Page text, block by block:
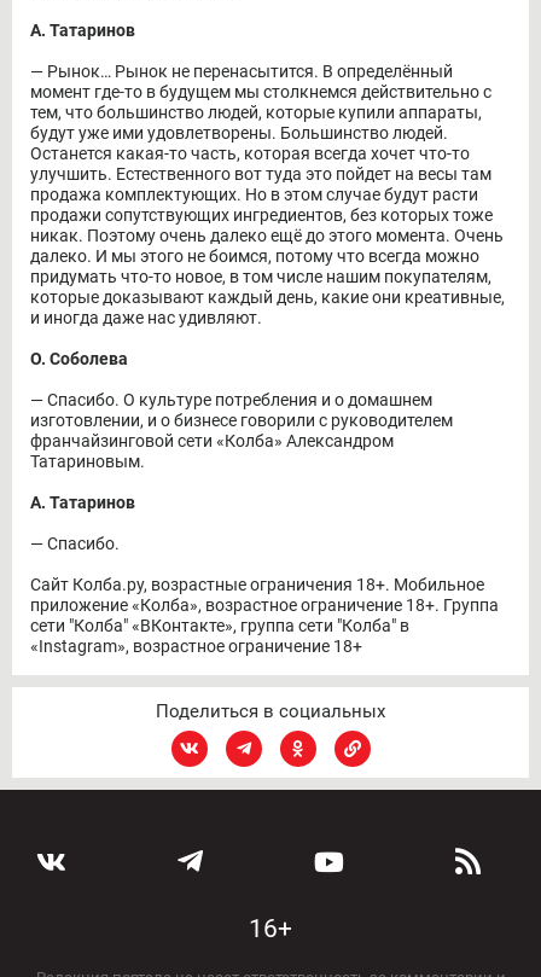
А. Татаринов
― Рынок… Рынок не перенасытится. В определённый
момент где-то в будущем мы столкнемся действительно с
тем, что большинство людей, которые купили аппараты,
будут уже ими удовлетворены. Большинство людей.
Останется какая-то часть, которая всегда хочет что-то
улучшить. Естественного вот туда это пойдет на весы там
продажа комплектующих. Но в этом случае будут расти
продажи сопутствующих ингредиентов, без которых тоже
никак. Поэтому очень далеко ещё до этого момента. Очень
далеко. И мы этого не боимся, потому что всегда можно
придумать что-то новое, в том числе нашим покупателям,
которые доказывают каждый день, какие они креативные,
и иногда даже нас удивляют.
О. Соболева
― Спасибо. О культуре потребления и о домашнем
изготовлении, и о бизнесе говорили с руководителем
франчайзинговой сети «Колба» Александром
Татариновым.
А. Татаринов
― Спасибо.
Сайт Колба.ру, возрастные ограничения 18+. Мобильное
приложение «Колба», возрастное ограничение 18+. Группа
сети "Колба" «ВКонтакте», группа сети "Колба" в
«Instagram», возрастное ограничение 18+
Поделиться в социальных
16+